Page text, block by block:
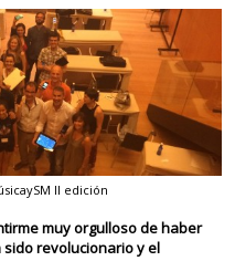
II edición
muy orgulloso de haber
revolucionario y el